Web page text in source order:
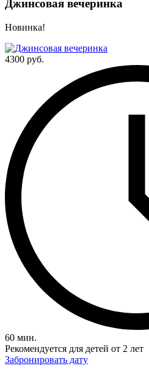
Джинсовая вечеринка
Новинка!
4300 руб.
60 мин.
Рекомендуется для детей от 2 лет
Забронировать дату